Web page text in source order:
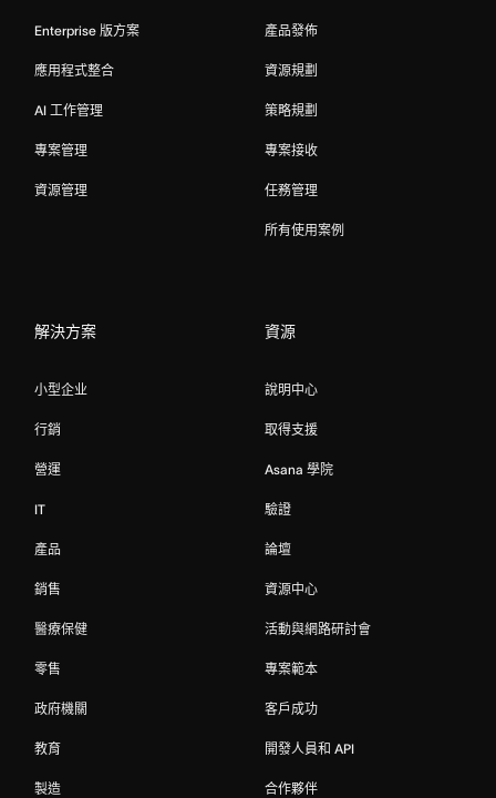
Enterprise 版方案
應用程式整合
AI 工作管理
專案管理
資源管理
產品發佈
資源規劃
策略規劃
專案接收
任務管理
所有使用案例
解決方案
小型企业
行銷
營運
IT
產品
銷售
醫療保健
零售
政府機關
教育
製造
資源
說明中心
取得支援
Asana 學院
驗證
論壇
資源中心
活動與網路研討會
專案範本
客戶成功
開發人員和 API
合作夥伴